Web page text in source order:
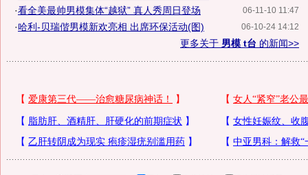
06-11-10 11:47
·看全美最帅男模集体“越狱” 真人秀周日登场
06-10-24 14:12
·哈利-贝瑞偕男模新欢亮相 出席环保活动(图)
更多关于 男模 t台 的新闻>>